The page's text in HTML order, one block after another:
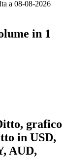
a 08-08-2026
in 1
grafico
in USD,
AUD,